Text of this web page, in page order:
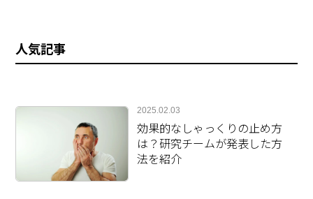
人気記事
2025.02.03
効果的なしゃっくりの止め方
は？研究チームが発表した方
法を紹介